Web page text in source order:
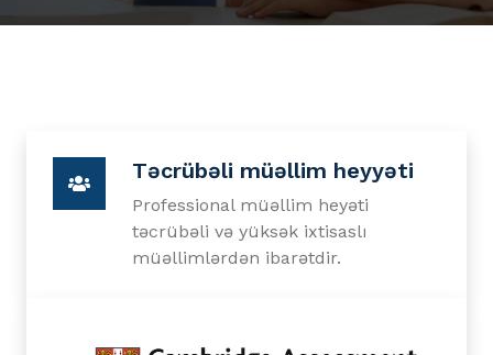
Təcrübəli müəllim heyyəti
Professional müəllim heyəti
təcrübəli və yüksək ixtisaslı
müəllimlərdən ibarətdir.